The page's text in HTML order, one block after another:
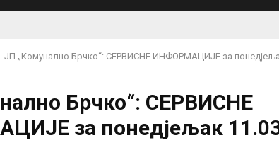
ЈП „Комунално Брчко“: СЕРВИСНЕ ИНФОРМАЦИЈЕ за
Брчко“: СЕРВИСНЕ
за понедјељак